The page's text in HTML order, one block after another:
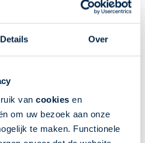
Details Over
van cookies en
om uw bezoek aan onze
te maken. Functionele